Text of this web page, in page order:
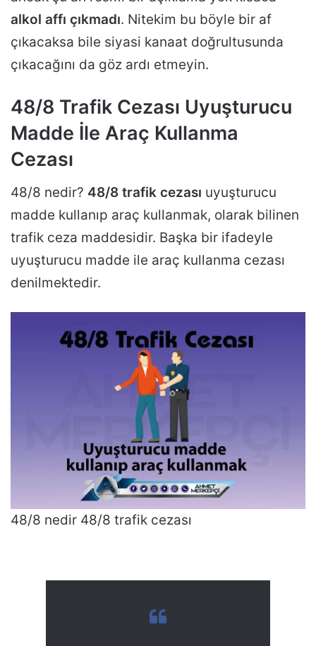
alkol affı çıkmadı. Nitekim bu böyle bir af
çıkacaksa bile siyasi kanaat doğrultusunda
çıkacağını da göz ardı etmeyin.
48/8 Trafik Cezası Uyuşturucu
Madde İle Araç Kullanma
Cezası
48/8 nedir? 48/8 trafik cezası uyuşturucu
madde kullanıp araç kullanmak, olarak bilinen
trafik ceza maddesidir. Başka bir ifadeyle
uyuşturucu madde ile araç kullanma cezası
denilmektedir.
48/8 nedir 48/8 trafik cezası